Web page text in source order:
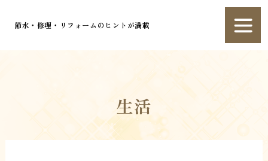
節水・修理・リフォームのヒントが満載
生活